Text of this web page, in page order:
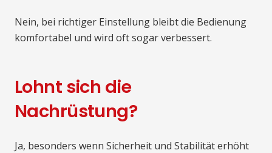
Nein, bei richtiger Einstellung bleibt die Bedienung
komfortabel und wird oft sogar verbessert.
Lohnt sich die
Nachrüstung?
Ja, besonders wenn Sicherheit und Stabilität erhöht